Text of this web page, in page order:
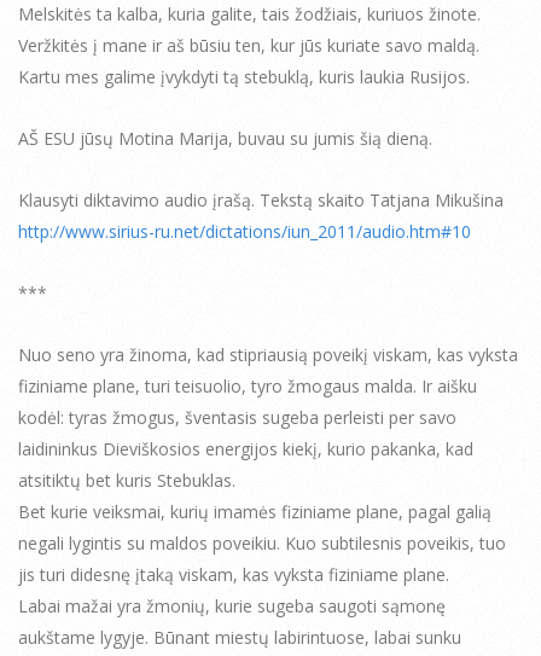
Melskitės ta kalba, kuria galite, tais žodžiais, kuriuos žinote.
Veržkitės į mane ir aš būsiu ten, kur jūs kuriate savo maldą.
Kartu mes galime įvykdyti tą stebuklą, kuris laukia Rusijos.
AŠ ESU jūsų Motina Marija, buvau su jumis šią dieną.
Klausyti diktavimo audio įrašą. Tekstą skaito Tatjana Mikušina
http://www.sirius-ru.net/dictations/iun_2011/audio.htm#10
***
Nuo seno yra žinoma, kad stipriausią poveikį viskam, kas vyksta
fiziniame plane, turi teisuolio, tyro žmogaus malda. Ir aišku
kodėl: tyras žmogus, šventasis sugeba perleisti per savo
laidininkus Dieviškosios energijos kiekį, kurio pakanka, kad
atsitiktų bet kuris Stebuklas.
Bet kurie veiksmai, kurių imamės fiziniame plane, pagal galią
negali lygintis su maldos poveikiu. Kuo subtilesnis poveikis, tuo
jis turi didesnę įtaką viskam, kas vyksta fiziniame plane.
Labai mažai yra žmonių, kurie sugeba saugoti sąmonę
aukštame lygyje. Būnant miestų labirintuose, labai sunku